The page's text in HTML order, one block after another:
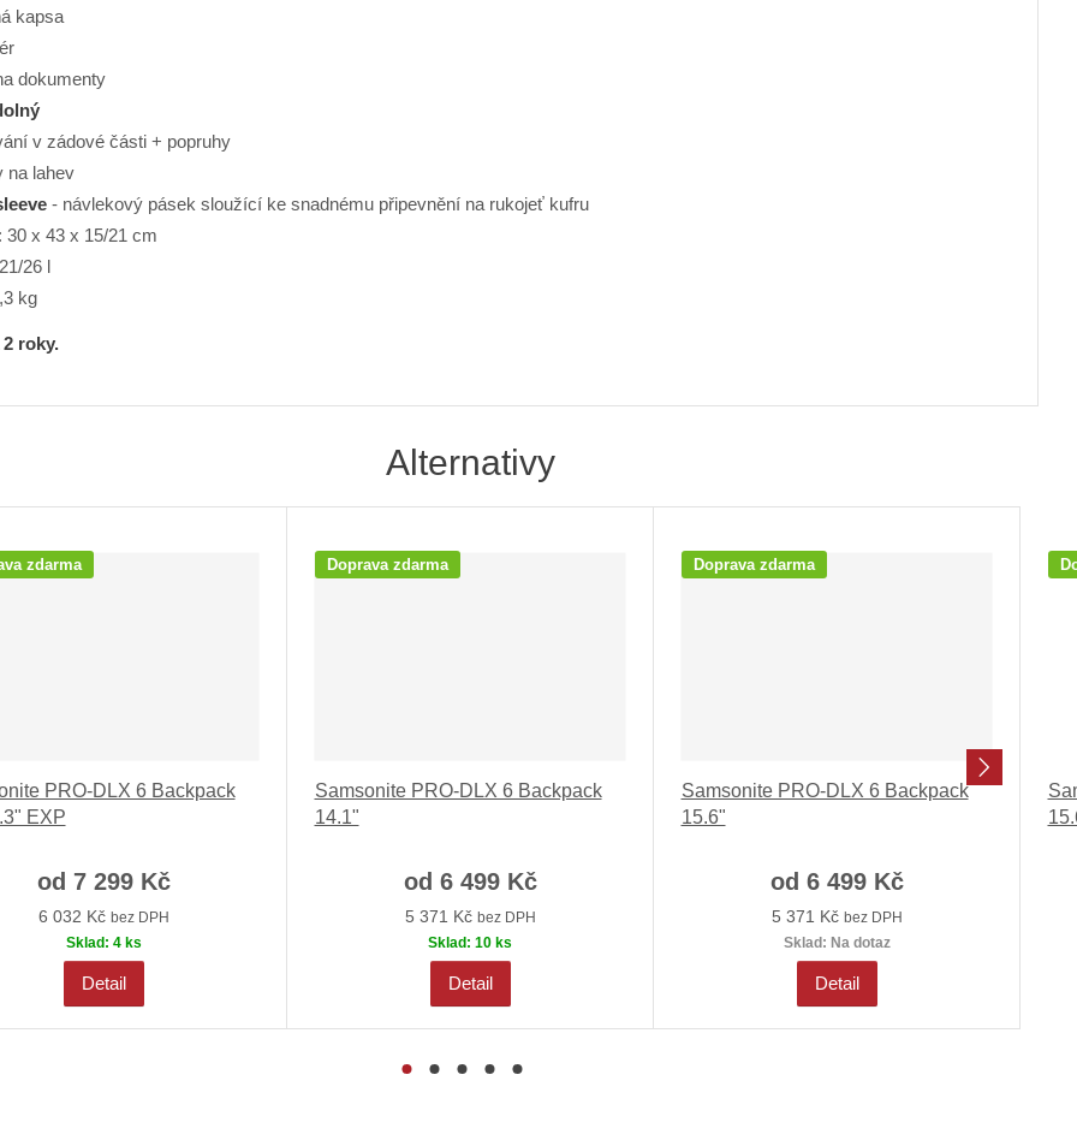
kapsa
dokumenty
v zádové části + popruhy
na lahev
- návlekový pásek sloužící ke snadnému připevnění na rukojeť kufru
30 x 43 x 15/21 cm
26 l
kg
roky.
Alternativy
zdarma
PRO-DLX 6 Backpack
EXP
od 7 299 Kč
6 032 Kč bez DPH
Sklad: 4 ks
Detail
Doprava zdarma
Samsonite PRO-DLX 6 Backpack
14.1"
od 6 499 Kč
5 371 Kč bez DPH
Sklad: 10 ks
Detail
Doprava zdarma
Samsonite PRO-DLX 6 Backpack
15.6"
od 6 499 Kč
5 371 Kč bez DPH
Sklad: Na dotaz
Detail
d